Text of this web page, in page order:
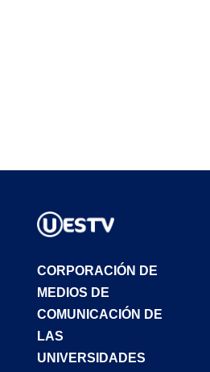
CORPORACIÓN DE
MEDIOS DE
COMUNICACIÓN DE
LAS
UNIVERSIDADES